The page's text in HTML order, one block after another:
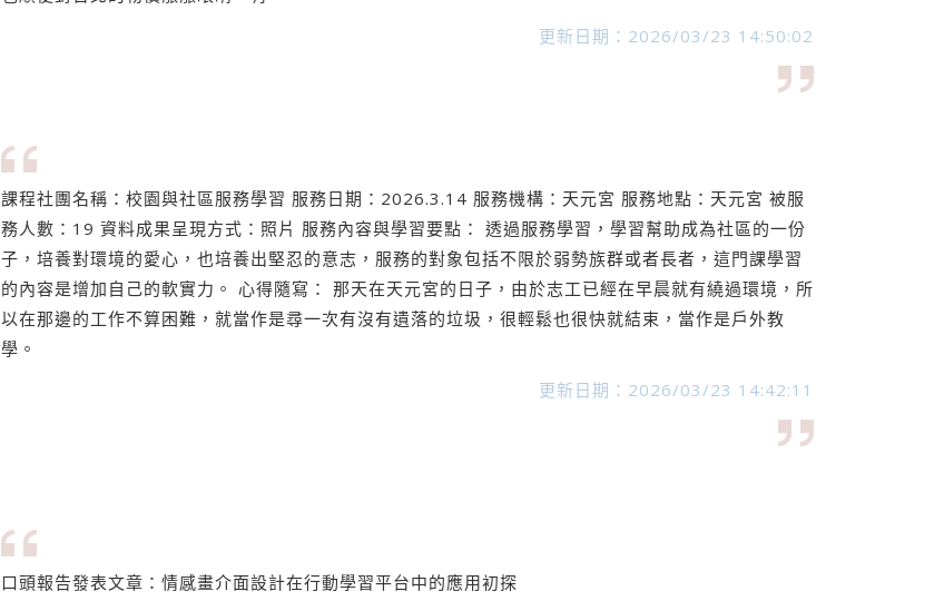
更新日期：2026/03/23 14:50:02
課程社團名稱：校園與社區服務學習 服務日期：2026.3.14 服務機構：天元宮 服務地點：天元宮 被服
務人數：19 資料成果呈現方式：照片 服務內容與學習要點： 透過服務學習，學習幫助成為社區的一份
子，培養對環境的愛心，也培養出堅忍的意志，服務的對象包括不限於弱勢族群或者長者，這門課學習
的內容是增加自己的軟實力。 心得隨寫： 那天在天元宮的日子，由於志工已經在早晨就有繞過環境，所
以在那邊的工作不算困難，就當作是尋一次有沒有遺落的垃圾，很輕鬆也很快就結束，當作是戶外教
學。
更新日期：2026/03/23 14:42:11
口頭報告發表文章：情感畫介面設計在行動學習平台中的應用初探